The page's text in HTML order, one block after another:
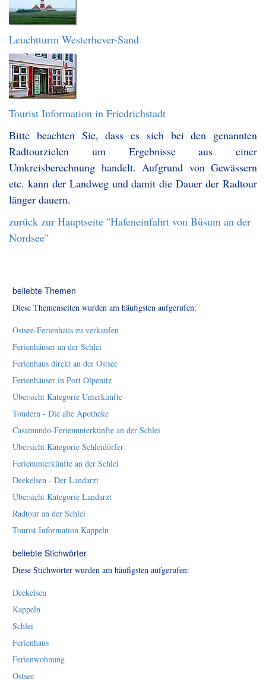
Leuchtturm Westerhever-Sand
Tourist Information in Friedrichstadt
Bitte beachten Sie, dass es sich bei den genannten
Radtourzielen um Ergebnisse aus einer
Umkreisberechnung handelt. Aufgrund von Gewässern
etc. kann der Landweg und damit die Dauer der Radtour
länger dauern.
zurück zur Hauptseite "Hafeneinfahrt von Büsum an der
Nordsee"
beliebte Themen
Diese Themenseiten wurden am häufigsten aufgerufen:
Ostsee-Ferienhaus zu verkaufen
Ferienhäuser an der Schlei
Ferienhaus direkt an der Ostsee
Ferienhäuser in Port Olpenitz
Übersicht Kategorie Unterkünfte
Tondern - Die alte Apotheke
Casamundo-Ferienunterkünfte an der Schlei
Übersicht Kategorie Schleidörfer
Ferienunterkünfte an der Schlei
Deekelsen - Der Landarzt
Übersicht Kategorie Landarzt
Radtour an der Schlei
Tourist Information Kappeln
beliebte Stichwörter
Diese Stichwörter wurden am häufigsten aufgerufen:
Deekelsen
Kappeln
Schlei
Ferienhaus
Ferienwohnung
Ostsee